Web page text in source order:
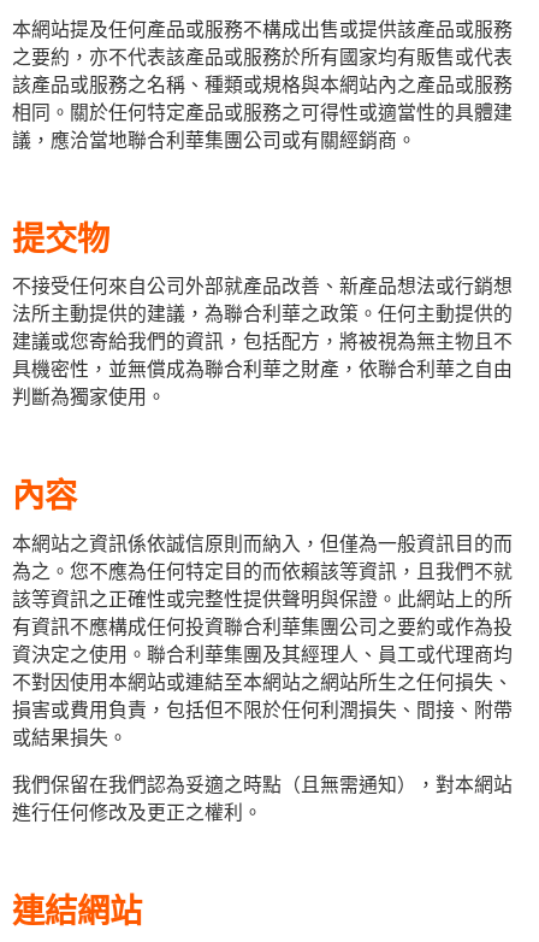
本網站提及任何產品或服務不構成出售或提供該產品或服務
之要約，亦不代表該產品或服務於所有國家均有販售或代表
該產品或服務之名稱、種類或規格與本網站內之產品或服務
相同。關於任何特定產品或服務之可得性或適當性的具體建
議，應洽當地聯合利華集團公司或有關經銷商。
提交物
不接受任何來自公司外部就產品改善、新產品想法或行銷想
法所主動提供的建議，為聯合利華之政策。任何主動提供的
建議或您寄給我們的資訊，包括配方，將被視為無主物且不
具機密性，並無償成為聯合利華之財產，依聯合利華之自由
判斷為獨家使用。
內容
本網站之資訊係依誠信原則而納入，但僅為一般資訊目的而
為之。您不應為任何特定目的而依賴該等資訊，且我們不就
該等資訊之正確性或完整性提供聲明與保證。此網站上的所
有資訊不應構成任何投資聯合利華集團公司之要約或作為投
資決定之使用。聯合利華集團及其經理人、員工或代理商均
不對因使用本網站或連結至本網站之網站所生之任何損失、
損害或費用負責，包括但不限於任何利潤損失、間接、附帶
或結果損失。
我們保留在我們認為妥適之時點（且無需通知），對本網站
進行任何修改及更正之權利。
連結網站